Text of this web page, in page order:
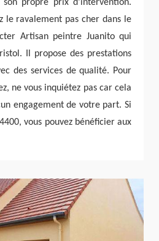
propre prix d’intervention.
le ravalement pas cher dans le
Artisan peintre Juanito qui
Il propose des prestations
des services de qualité. Pour
ne vous inquiétez pas car cela
engagement de votre part. Si
vous pouvez bénéficier aux